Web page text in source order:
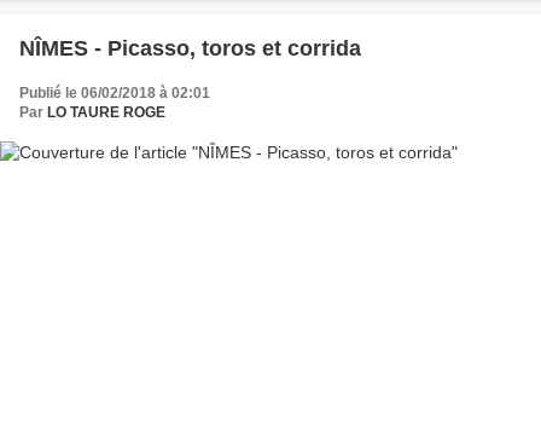
NÎMES - Picasso, toros et corrida
Publié le 06/02/2018 à 02:01
Par LO TAURE ROGE